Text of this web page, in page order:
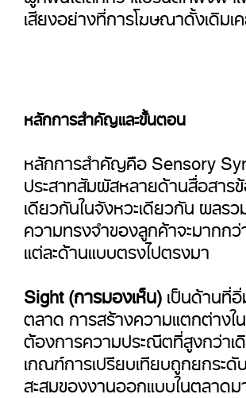
เสียงอย่างที่การโฆษณาดั้งเดิมเ
หลักการสำคัญและขั้นตอน
หลักการสำคัญคือ Sensory
ประสาทสัมผัสหลายด้านสื่อสาร
เดียวกันในจังหวะเดียวกัน ผลรว
ความทรงจำของลูกค้าจะมากก
แต่ละด้านแบบตรงไปตรงมา
Sight (การมองเห็น)เป็นด้านที่
ตลาด การสร้างความแตกต่างใ
ต้องการความประณีตที่สูงกว่าเ
เกณฑ์การเปรียบเทียบถูกยกระดั
สะสมของงานออกแบบในตลาด